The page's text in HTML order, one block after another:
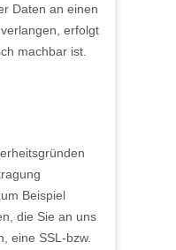
Daten an einen
erfolgt
machbar ist.
Beispiel
die Sie an uns
eine SSL-bzw.